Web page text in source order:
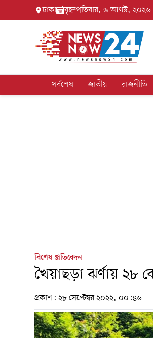
ঢাকা বৃহস্পতিবার, ৬ আগস্ট, ২০২৬
সর্বশেষ জাতীয় রাজনীতি
বিশেষ প্রতিবেদন
খৈয়াছড়া ঝর্ণায় ২৮
প্রকাশ: ২৮ সেপ্টেম্বর ২০২২, ০০:৪৬